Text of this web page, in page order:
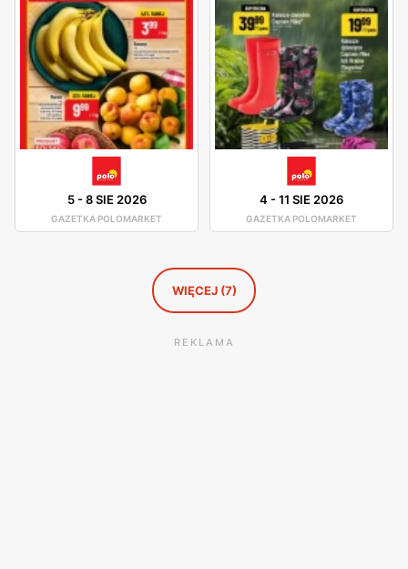
spożywczych, w tym świeże owoce i warzywa, mięso,
nabiał, pieczywo oraz różnorodne produkty pakowane.
Sieć oferuje również bogaty wybór artykułów
gospodarstwa domowego, kosmetyków oraz produktów
dla dzieci.POLOmarket dba o to, aby każdy klient znalazł
coś dla siebie, niezależnie od potrzeb i preferencji. Dzięki
rozbudowanej sieci sklepów,
POLOmarketjest dostępny
w całej Polsce, zarówno w dużych miastach, jak i
mniejszych miejscowościach. Sklepy są zlokalizowane w
dogodnych miejscach, co ułatwia dostęp do atrakcyjnych
inwestuje w modernizację i rozbudowę swoich placówek,
aby zapewnić klientom komfortowe warunki zakupów.
5-8 SIE 2026
GAZETKA POLOMARKET
4 -11 SIE 2026
GAZETKA POLOMARKET
WIĘCEJ (7)
REKLAMA